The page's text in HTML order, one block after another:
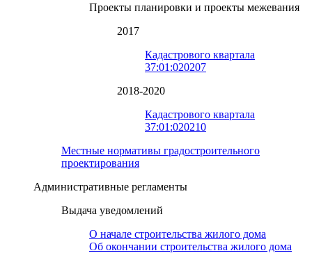
Проекты планировки и проекты межевания
2017
Кадастрового квартала
37:01:020207
2018-2020
Кадастрового квартала
37:01:020210
Местные нормативы градостроительного
проектирования
Административные регламенты
Выдача уведомлений
О начале строительства жилого дома
Об окончании строительства жилого дома